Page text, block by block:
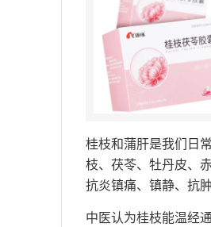
桂枝和蒲肝是我们日
枝、茯苓、牡丹皮、
抗炎镇痛、镇静、抗
中医认为桂枝能温经